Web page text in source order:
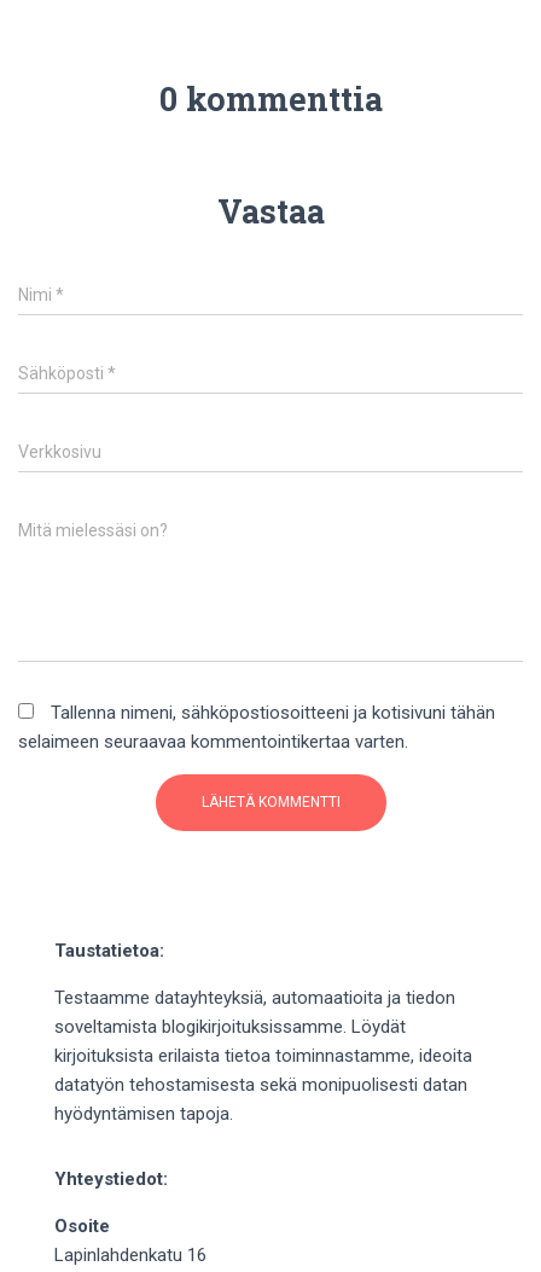
0 kommenttia
Vastaa
Nimi *
Sähköposti *
Verkkosivu
Mitä mielessäsi on?
Tallenna nimeni, sähköpostiosoitteeni ja kotisivuni tähän
selaimeen seuraavaa kommentointikertaa varten.
Taustatietoa:
Testaamme datayhteyksiä, automaatioita ja tiedon
soveltamista blogikirjoituksissamme. Löydät
kirjoituksista erilaista tietoa toiminnastamme, ideoita
datatyön tehostamisesta sekä monipuolisesti datan
hyödyntämisen tapoja.
Yhteystiedot:
Osoite
Lapinlahdenkatu 16